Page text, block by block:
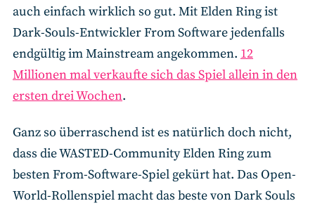
auch einfach wirklich so gut. Mit Elden Ring ist
Dark-Souls-Entwickler From Software jedenfalls
endgültig im Mainstream angekommen. 12
Millionen mal verkaufte sich das Spiel allein in den
ersten drei Wochen.
Ganz so überraschend ist es natürlich doch nicht,
dass die WASTED-Community Elden Ring zum
besten From-Software-Spiel gekürt hat. Das Open-
World-Rollenspiel macht das beste von Dark Souls